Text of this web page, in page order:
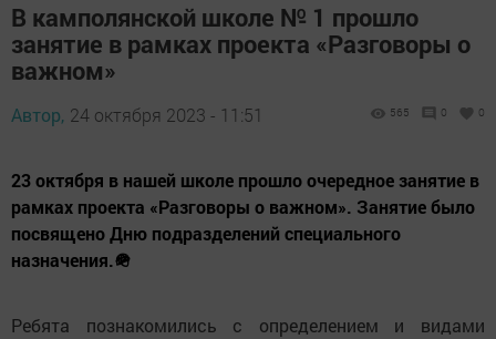
В камполянской школе № 1 прошло
занятие в рамках проекта «Разговоры о
важном»
Автор, 24 октября 2023 - 11:51 565 0 0
23 октября в нашей школе прошло очередное занятие в
рамках проекта «Разговоры о важном». Занятие было
посвящено Дню подразделений специального
назначения.🪖
Ребята познакомились с определением и видами